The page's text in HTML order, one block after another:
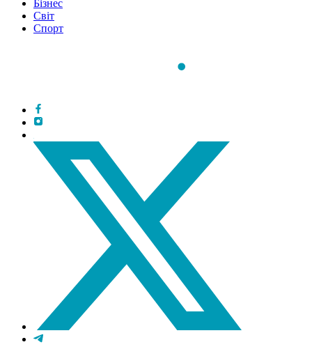
Бізнес
Світ
Спорт